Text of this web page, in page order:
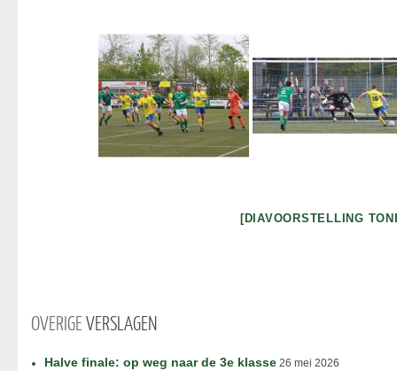
[DIAVOORSTELLING
OVERIGEVERSLAGEN
Halve finale: op weg naar de 3e klasse 26 mei 2026